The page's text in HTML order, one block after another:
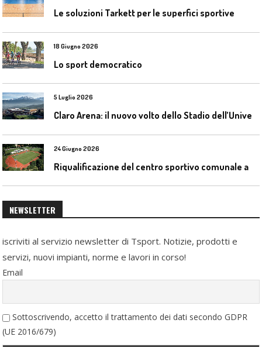
Le soluzioni Tarkett per le superfici sportive
18 Giugno 2026
Lo sport democratico
5 Luglio 2026
24 Giugno 2026
NEWSLETTER
iscriviti al servizio newsletter di Tsport. Notizie, prodotti e
servizi, nuovi impianti, norme e lavori in corso!
Email
Sottoscrivendo, accetto il trattamento dei dati secondo GDPR
(UE 2016/679)